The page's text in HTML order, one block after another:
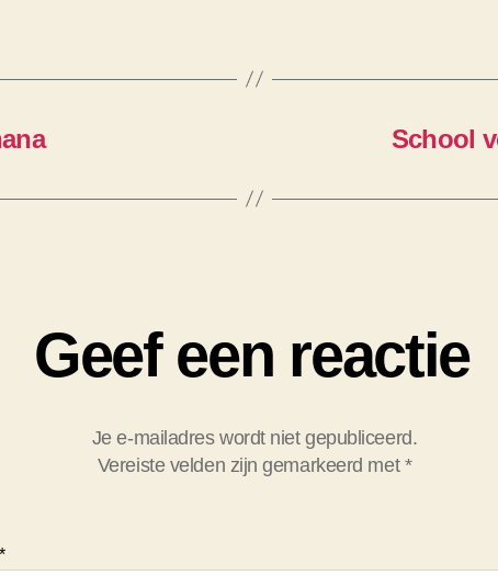
School
Geef een reactie
Je e-mailadres wordt niet gepubliceerd.
Vereiste velden zijn gemarkeerd met *
*